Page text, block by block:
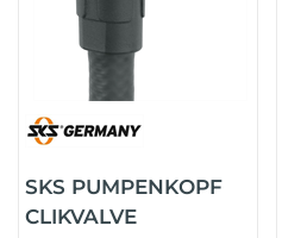
SKS PUMPENKOPF
CLIKVALVE